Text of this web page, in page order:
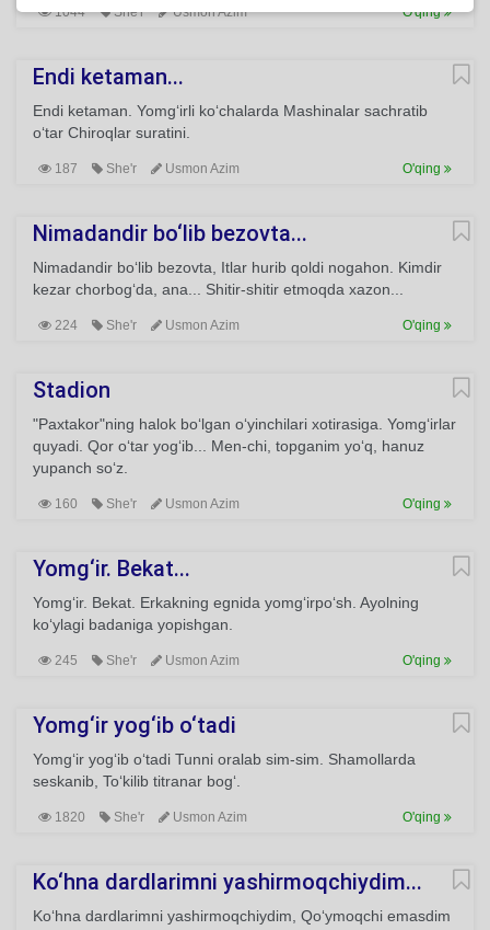
1044 She'r Usmon Azim O'qing
Endi ketaman...
Endi ketaman. Yomg‘irli ko‘chalarda Mashinalar sachratib
o‘tar Chiroqlar suratini.
187 She'r Usmon Azim O'qing
Nimadandir bo‘lib bezovta...
Nimadandir bo‘lib bezovta, Itlar hurib qoldi nogahon. Kimdir
kezar chorbog‘da, ana... Shitir-shitir etmoqda xazon...
224 She'r Usmon Azim O'qing
Stadion
"Paxtakor"ning halok bo‘lgan o‘yinchilari xotirasiga. Yomg‘irlar
quyadi. Qor o‘tar yog‘ib... Men-chi, topganim yo‘q, hanuz
yupanch so‘z.
160 She'r Usmon Azim O'qing
Yomg‘ir. Bekat...
Yomg‘ir. Bekat. Erkakning egnida yomg‘irpo‘sh. Ayolning
ko‘ylagi badaniga yopishgan.
245 She'r Usmon Azim O'qing
Yomg‘ir yog‘ib o‘tadi
Yomg‘ir yog‘ib o‘tadi Tunni oralab sim-sim. Shamollarda
seskanib, To‘kilib titranar bog‘.
1820 She'r Usmon Azim O'qing
Ko‘hna dardlarimni yashirmoqchiydim...
Ko‘hna dardlarimni yashirmoqchiydim, Qo‘ymoqchi emasdim